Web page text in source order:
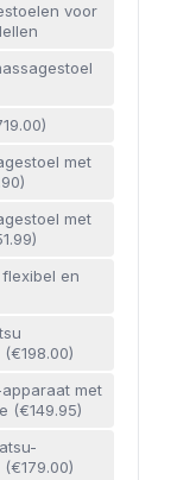
voor
met
met
en
met
(€149.95)